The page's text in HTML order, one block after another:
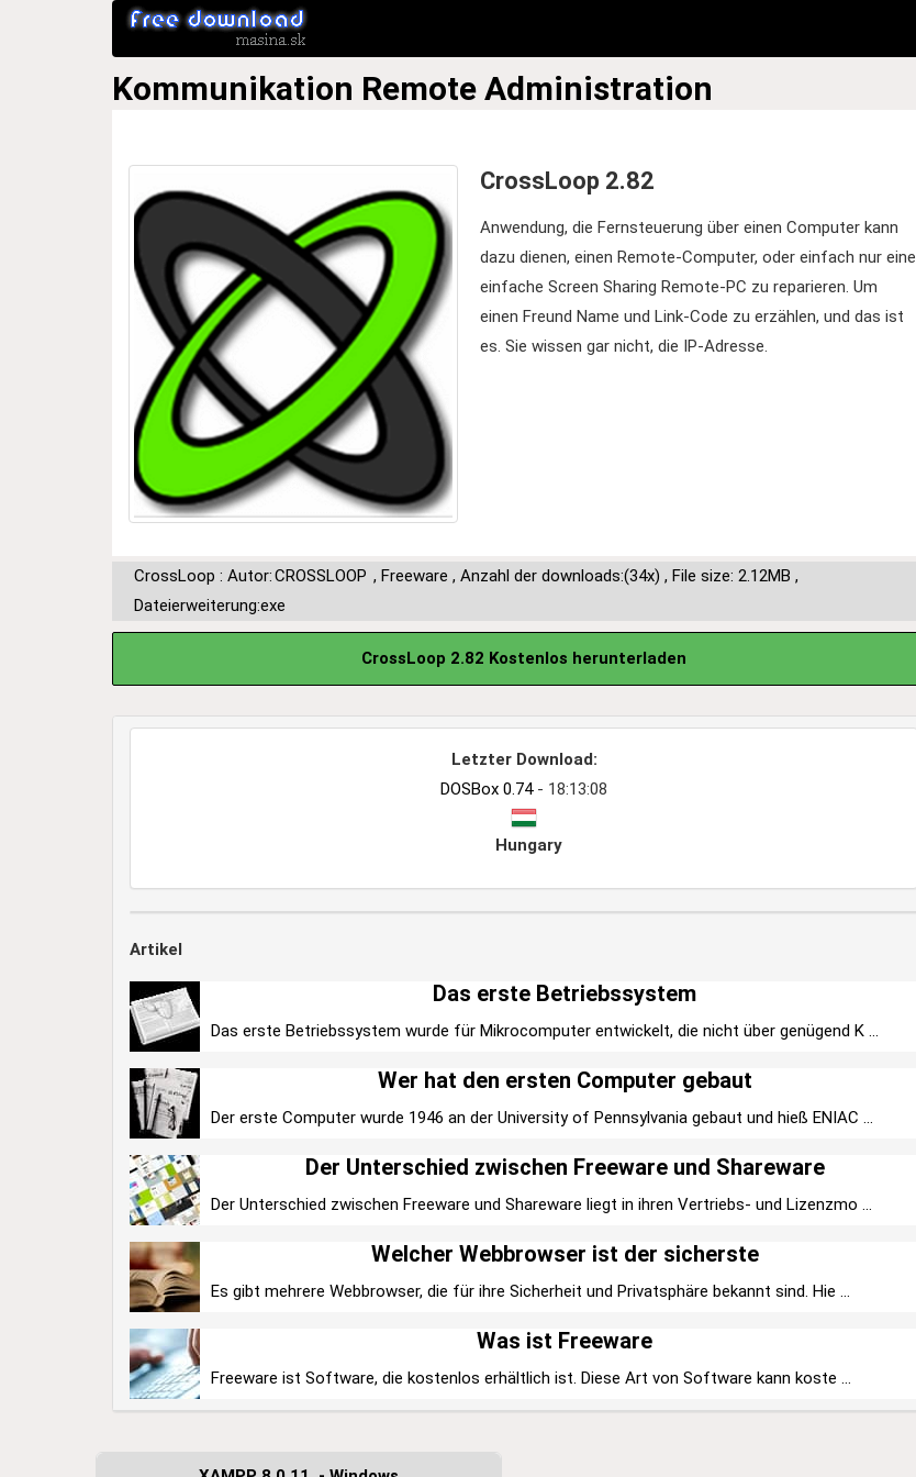
Kommunikation Remote Administration
CrossLoop 2.82
Anwendung, die Fernsteuerung über einen Computer kann
dazu dienen, einen Remote-Computer, oder einfach nur eine
einfache Screen Sharing Remote-PC zu reparieren. Um
einen Freund Name und Link-Code zu erzählen, und das ist
es. Sie wissen gar nicht, die IP-Adresse.
CrossLoop : Autor:CROSSLOOP , Freeware , Anzahl der downloads:(34x) , File size: 2.12MB ,
Dateierweiterung:exe
CrossLoop 2.82 Kostenlos herunterladen
Letzter Download:
DOSBox 0.74- 18:13:08
Hungary
Artikel
Das erste Betriebssystem
Das erste Betriebssystem wurde für Mikrocomputer entwickelt, die nicht über genügend K ...
Wer hat den ersten Computer gebaut
Der erste Computer wurde 1946 an der University of Pennsylvania gebaut und hieß ENIAC ...
Der Unterschied zwischen Freeware und Shareware
Der Unterschied zwischen Freeware und Shareware liegt in ihren Vertriebs- und Lizenzmo ...
Welcher Webbrowser ist der sicherste
Es gibt mehrere Webbrowser, die für ihre Sicherheit und Privatsphäre bekannt sind. Hie ...
Was ist Freeware
Freeware ist Software, die kostenlos erhältlich ist. Diese Art von Software kann koste ...